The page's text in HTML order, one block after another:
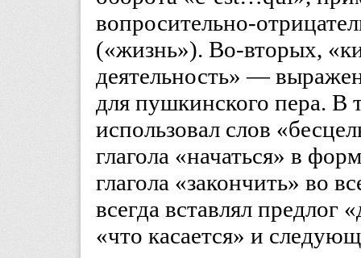
вопросительно-
(«жизнь»). Во-вторых,
деятельность» —
для пушкинского пера. В
использовал слов
глагола «начаться» в
глагола «закончить» во
всегда вставлял
«что касается» и